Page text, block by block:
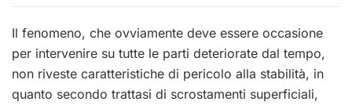
Il fenomeno, che ovviamente deve essere occasione
per intervenire su tutte le parti deteriorate dal tempo,
non riveste caratteristiche di pericolo alla stabilità, in
quanto secondo trattasi di scrostamenti superficiali,